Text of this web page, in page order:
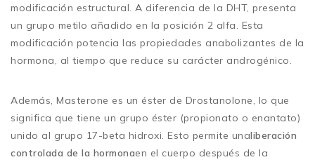
modificación estructural. A diferencia de la DHT, presenta
un grupo metilo añadido en la posición 2 alfa. Esta
modificación potencia las propiedades anabolizantes de la
hormona, al tiempo que reduce su carácter androgénico.
Además, Masterone es un éster de Drostanolone, lo que
significa que tiene un grupo éster (propionato o enantato)
unido al grupo 17-beta hidroxi. Esto permite unaliberación
controlada de la hormonaen el cuerpo después de la